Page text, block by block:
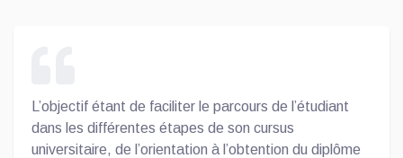
L’objectif étant de faciliter le parcours de l’étudiant
dans les différentes étapes de son cursus
universitaire, de l’orientation à l’obtention du diplôme